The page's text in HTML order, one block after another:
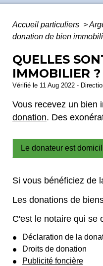
Accueil particuliers >
donation de bien
QUELLES
IMMOBILIER ?
Vérifié le 11 Aug 2022 -
Vous recevez un bien
donation. Des
Le donateur est
Si vous bénéficiez de
Les donations de
C'est le notaire qui se
Déclaration de la
Droits de donation
Publicité foncière